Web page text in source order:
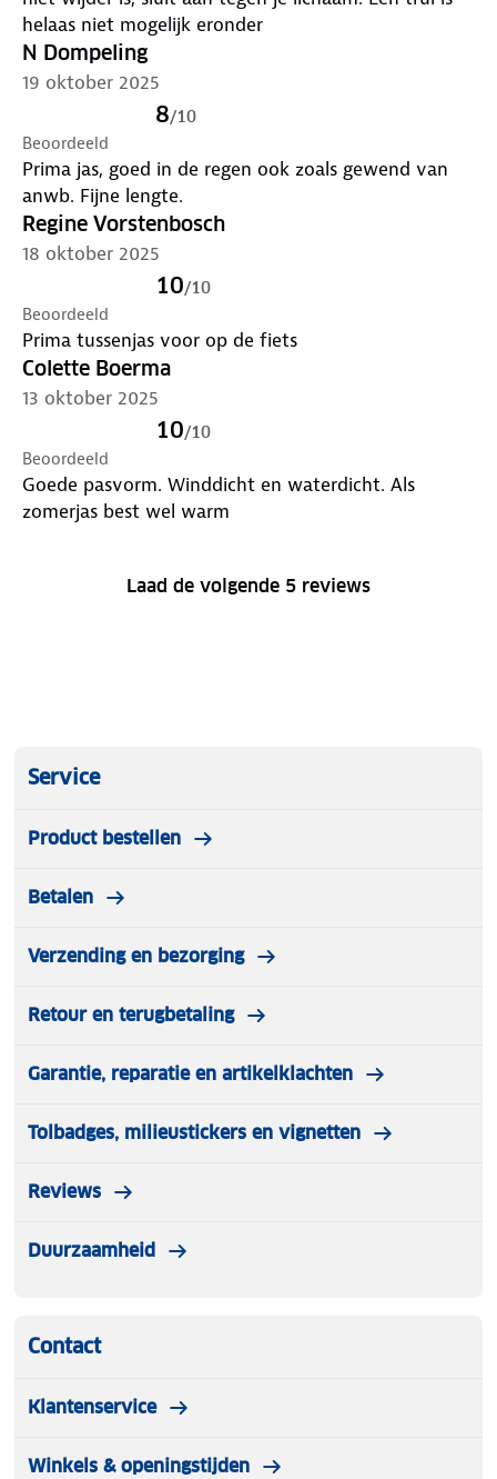
helaas niet mogelijk eronder
N Dompeling
19 oktober 2025
8/10
Beoordeeld
Prima jas, goed in de regen ook zoals gewend van
anwb. Fijne lengte.
Regine Vorstenbosch
18 oktober 2025
10/10
Beoordeeld
Prima tussenjas voor op de fiets
Colette Boerma
13 oktober 2025
10/10
Beoordeeld
Goede pasvorm. Winddicht en waterdicht. Als
zomerjas best wel warm
Laad de volgende 5 reviews
Service
Product bestellen
Betalen
Verzending en bezorging
Retour en terugbetaling
Garantie, reparatie en artikelklachten
Tolbadges, milieustickers en vignetten
Reviews
Duurzaamheid
Contact
Klantenservice
Winkels & openingstijden